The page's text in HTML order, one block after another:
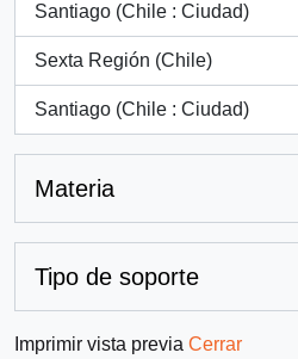
Santiago (Chile : Ciudad)
, 20 resultados
Sexta Región (Chile)
, 1 resultados
Santiago (Chile : Ciudad)
, 1 resultados
Materia
Tipo de soporte
Imprimir vista previa Cerrar